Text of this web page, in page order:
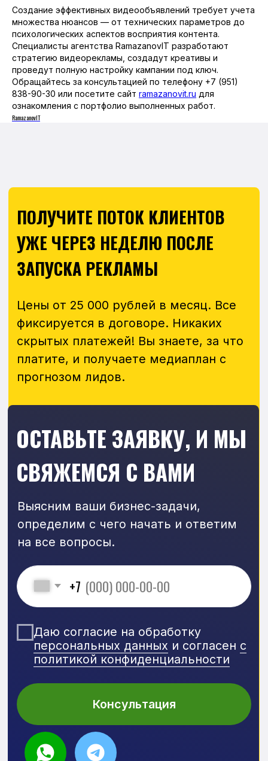
Создание эффективных видеообъявлений требует учета
множества нюансов — от технических параметров до
психологических аспектов восприятия контента.
Специалисты агентства RamazanovIT разработают
стратегию видеорекламы, создадут креативы и
проведут полную настройку кампании под ключ.
Обращайтесь за консультацией по телефону +7 (951)
838-90-30 или посетите сайт ramazanovit.ru для
ознакомления с портфолио выполненных работ.
RamazanovIT